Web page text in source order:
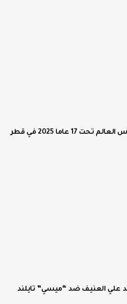
17 عاما 2025 في قطر
علي العنيف ضد “ميسي” تايلند